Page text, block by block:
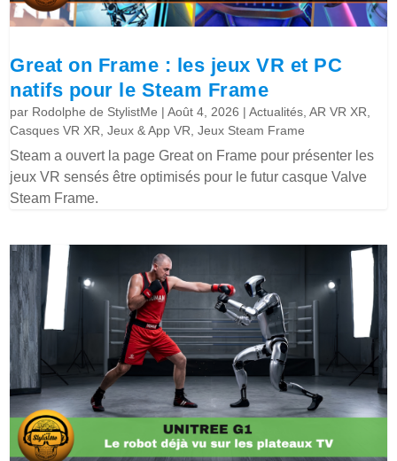
Great on Frame : les jeux VR et PC
natifs pour le Steam Frame
par Rodolphe de StylistMe |Août 4, 2026 |Actualités ,AR VR XR
Casques VR XR ,Jeux & App VR ,Jeux Steam Frame
Steam a ouvert la page Great on Frame pour présenter les
jeux VR sensés être optimisés pour le futur casque Valve
Steam Frame.